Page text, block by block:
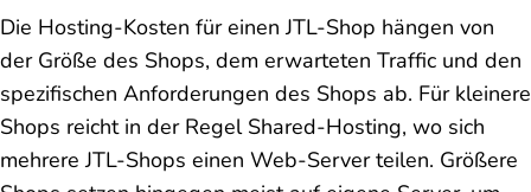
Die Hosting-Kosten für einen JTL-Shop hängen von
der Größe des Shops, dem erwarteten Traffic und den
spezifischen Anforderungen des Shops ab. Für kleinere
Shops reicht in der Regel Shared-Hosting, wo sich
mehrere JTL-Shops einen Web-Server teilen. Größere